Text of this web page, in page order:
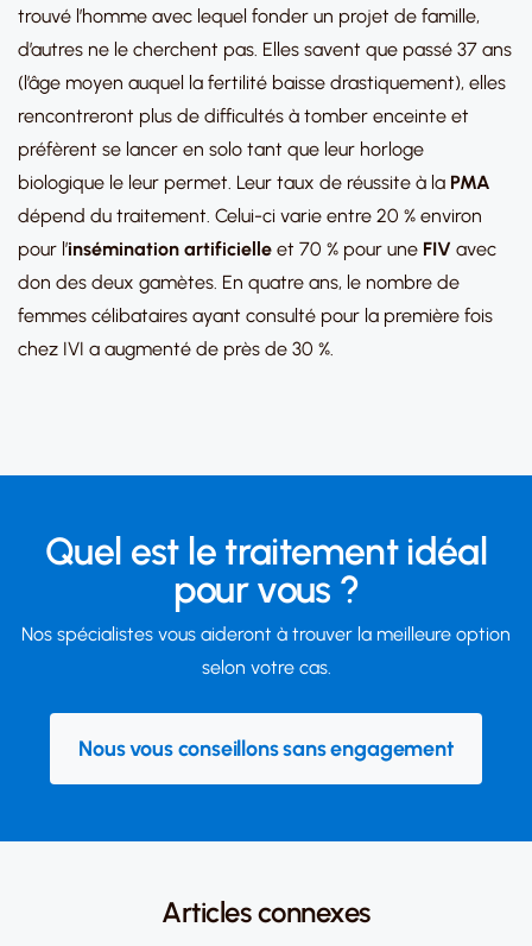
trouvé l’homme avec lequel fonder un projet de famille,
d’autres ne le cherchent pas. Elles savent que passé 37 ans
(l’âge moyen auquel la fertilité baisse drastiquement), elles
rencontreront plus de difficultés à tomber enceinte et
préfèrent se lancer en solo tant que leur horloge
biologique le leur permet. Leur taux de réussite à la PMA
dépend du traitement. Celui-ci varie entre 20 % environ
pour l’insémination artificielle et 70 % pour une FIV avec
don des deux gamètes. En quatre ans, le nombre de
femmes célibataires ayant consulté pour la première fois
chez IVI a augmenté de près de 30 %.
Quel est le traitement idéal
pour vous ?
Nos spécialistes vous aideront à trouver la meilleure option
selon votre cas.
Nous vous conseillons sans engagement
Articles connexes